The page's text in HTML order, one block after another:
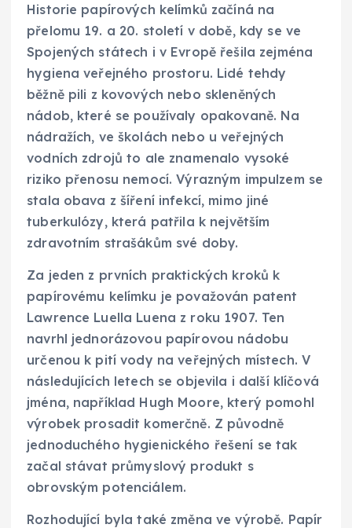
Historie papírových kelímků začíná na
přelomu 19. a 20. století v době, kdy se ve
Spojených státech i v Evropě řešila zejména
hygiena veřejného prostoru. Lidé tehdy
běžně pili z kovových nebo skleněných
nádob, které se používaly opakovaně. Na
nádražích, ve školách nebo u veřejných
vodních zdrojů to ale znamenalo vysoké
riziko přenosu nemocí. Výrazným impulzem se
stala obava z šíření infekcí, mimo jiné
tuberkulózy, která patřila k největším
zdravotním strašákům své doby.
Za jeden z prvních praktických kroků k
papírovému kelímku je považován patent
Lawrence Luella Luena z roku 1907. Ten
navrhl jednorázovou papírovou nádobu
určenou k pití vody na veřejných místech. V
následujících letech se objevila i další klíčová
jména, například Hugh Moore, který pomohl
výrobek prosadit komerčně. Z původně
jednoduchého hygienického řešení se tak
začal stávat průmyslový produkt s
obrovským potenciálem.
Rozhodující byla také změna ve výrobě. Papír